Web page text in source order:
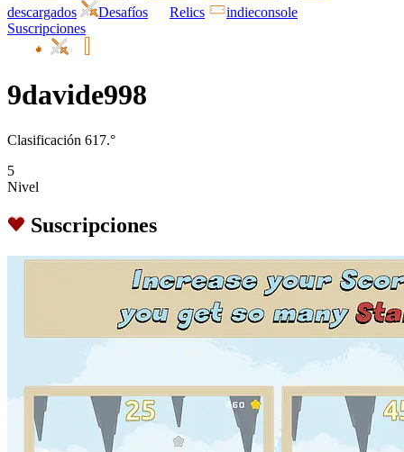
descargados
Desafíos Relics
indieconsole
Suscripciones
9davide998
Clasificación 617.°
5
Nivel
Suscripciones